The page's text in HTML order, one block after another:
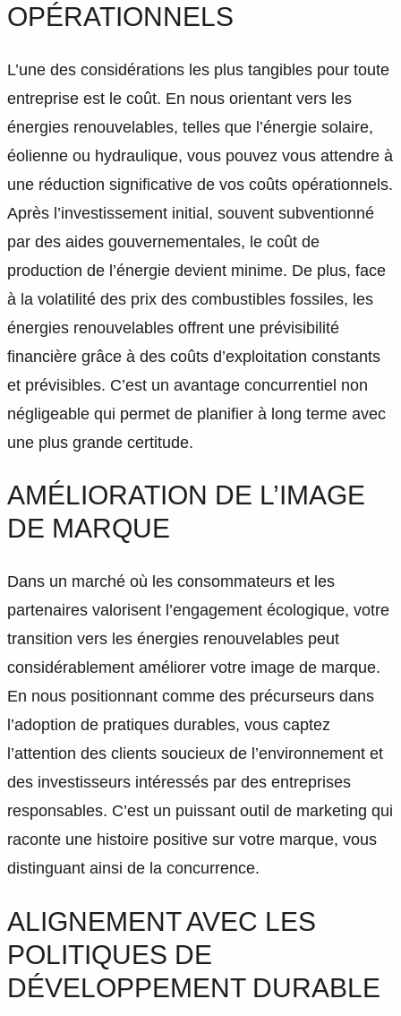
OPÉRATIONNELS
L’une des considérations les plus tangibles pour toute
entreprise est le coût. En nous orientant vers les
énergies renouvelables, telles que l’énergie solaire,
éolienne ou hydraulique, vous pouvez vous attendre à
une réduction significative de vos coûts opérationnels.
Après l’investissement initial, souvent subventionné
par des aides gouvernementales, le coût de
production de l’énergie devient minime. De plus, face
à la volatilité des prix des combustibles fossiles, les
énergies renouvelables offrent une prévisibilité
financière grâce à des coûts d’exploitation constants
et prévisibles. C’est un avantage concurrentiel non
négligeable qui permet de planifier à long terme avec
une plus grande certitude.
AMÉLIORATION DE L’IMAGE
DE MARQUE
Dans un marché où les consommateurs et les
partenaires valorisent l’engagement écologique, votre
transition vers les énergies renouvelables peut
considérablement améliorer votre image de marque.
En nous positionnant comme des précurseurs dans
l’adoption de pratiques durables, vous captez
l’attention des clients soucieux de l’environnement et
des investisseurs intéressés par des entreprises
responsables. C’est un puissant outil de marketing qui
raconte une histoire positive sur votre marque, vous
distinguant ainsi de la concurrence.
ALIGNEMENT AVEC LES
POLITIQUES DE
DÉVELOPPEMENT DURABLE